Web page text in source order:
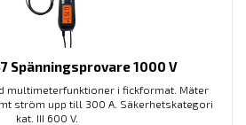
Spänningsprovare 1000 V
multimeterfunktioner i fickformat. Mäter
ström upp till 300 A. Säkerhetskategori
kat. III 600 V.